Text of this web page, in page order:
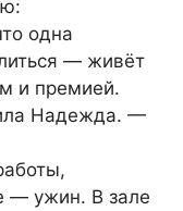
одна
— живёт
и премией.
Надежда. —
— ужин. В зале